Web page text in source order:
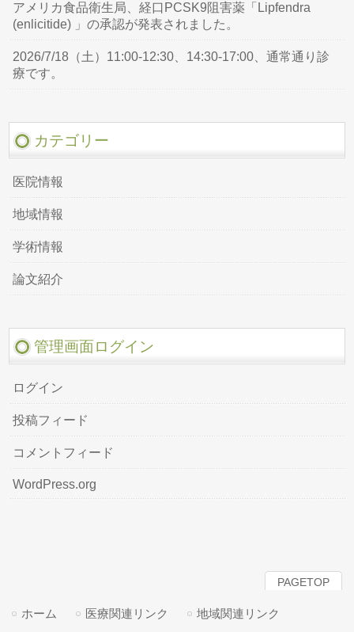
アメリカ食品衛生局、経口PCSK9阻害薬「Lipfendra
(enlicitide) 」の承認が発表されました。
2026/7/18（土）11:00-12:30、14:30-17:00、通常通り診
療です。
カテゴリー
医院情報
地域情報
学術情報
論文紹介
管理画面ログイン
ログイン
投稿フィード
コメントフィード
WordPress.org
PAGETOP
ホーム 医療関連リンク 地域関連リンク